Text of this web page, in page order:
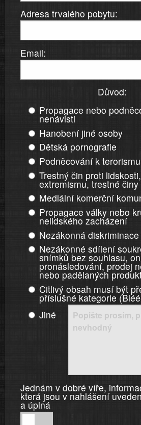
Adresa trvalého pobytu:
Email:
Důvod:
Propagace nebo
nenávisti
Hanobení jiné osoby
Dětská pornografie
Podněcování k terorismu
Trestný čin proti
extremismu, trestné činy
Mediální komerční
Propagace války nebo
nelidského zacházení
Nezákonná diskriminace
Nezákonné sdílení
snímků bez souhlasu,
pronásledování, prodej
nebo padělaných
Citlivý obsah musí být
příslušné kategorie
Jiné
Jednám v dobré víře,
která jsou v nahlášení
a úplná